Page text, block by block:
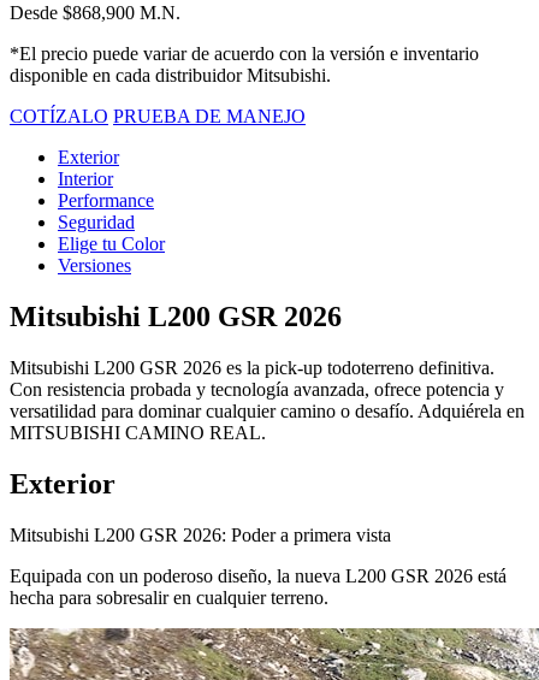
Desde $868,900 M.N.
*El precio puede variar de acuerdo con la versión e inventario
disponible en cada distribuidor Mitsubishi.
COTÍZALO PRUEBA DE MANEJO
Exterior
Interior
Performance
Seguridad
Elige tu Color
Versiones
Mitsubishi L200 GSR 2026
Mitsubishi L200 GSR 2026 es la pick-up todoterreno definitiva.
Con resistencia probada y tecnología avanzada, ofrece potencia y
versatilidad para dominar cualquier camino o desafío. Adquiérela en
MITSUBISHI CAMINO REAL.
Exterior
Mitsubishi L200 GSR 2026: Poder a primera vista
Equipada con un poderoso diseño, la nueva L200 GSR 2026 está
hecha para sobresalir en cualquier terreno.